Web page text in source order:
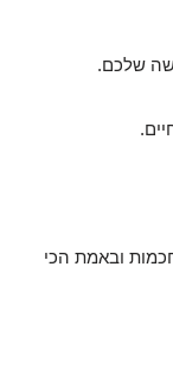
שלכם.
ובאמת הכי